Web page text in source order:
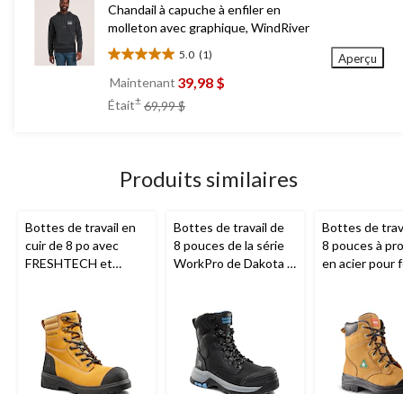
Chandail à capuche à enfiler en
molleton avec graphique, WindRiver
5.0 (1)
5.0
étoile(s)
sur
5.
Maintenant 39,98 $
Était± 69,99 $
Aperçu
Produits similaires
Bottes de travail en
cuir de 8 po avec
FRESHTECH et
Dakota WorkPro
Series
Bottes de travail de
8 pouces de la série
WorkPro de Dakota à
femmes, 8030
Bottes de
8 pouces à
en acier pour